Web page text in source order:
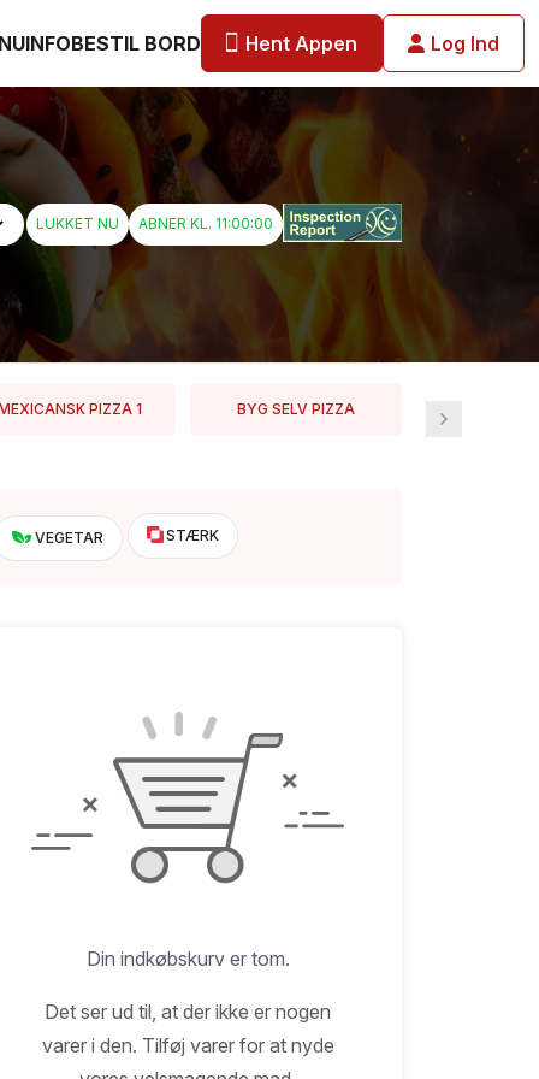
INFOBESTIL BORD Hent Appen Log Ind
LUKKET NU ABNER KL. 11:00:00
PIZZA 1 BYG SELV PIZZA
VEGETAR STÆRK
Din indkøbskurv er tom.
Det ser ud til, at der ikke er nogen
varer i den. Tilføj varer for at nyde